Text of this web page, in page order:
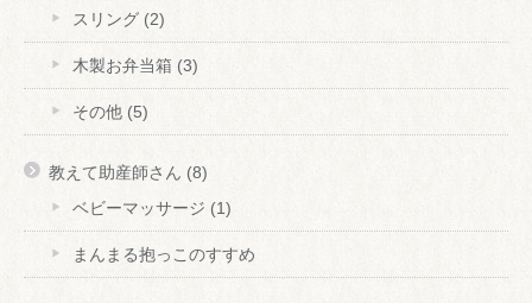
スリング (2)
木製お弁当箱 (3)
その他 (5)
教えて助産師さん (8)
ベビーマッサージ (1)
まんまる抱っこのすすめ